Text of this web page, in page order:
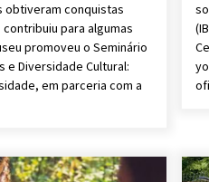
obtiveram conquistas
para algumas
promoveu o Seminário
e Diversidade Cultural:
em parceria com a